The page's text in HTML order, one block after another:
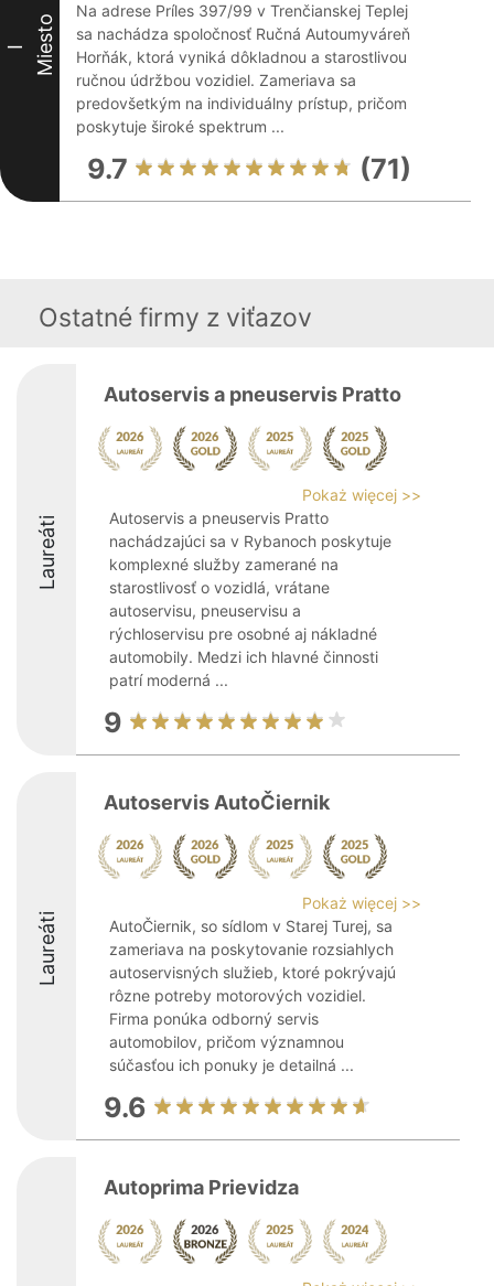
I Miesto
Na adrese Príles 397/99 v Trenčianskej Teplej
sa nachádza spoločnosť Ručná Autoumyváreň
Horňák, ktorá vyniká dôkladnou a starostlivou
ručnou údržbou vozidiel. Zameriava sa
predovšetkým na individuálny prístup, pričom
poskytuje široké spektrum ...
9.7 (71)
Ostatné firmy z viťazov
Laureáti
Autoservis a pneuservis Pratto
Pokaż więcej >>
Autoservis a pneuservis Pratto
nachádzajúci sa v Rybanoch poskytuje
komplexné služby zamerané na
starostlivosť o vozidlá, vrátane
autoservisu, pneuservisu a
rýchloservisu pre osobné aj nákladné
automobily. Medzi ich hlavné činnosti
patrí moderná ...
9
Laureáti
Autoservis AutoČiernik
Pokaż więcej >>
AutoČiernik, so sídlom v Starej Turej, sa
zameriava na poskytovanie rozsiahlych
autoservisných služieb, ktoré pokrývajú
rôzne potreby motorových vozidiel.
Firma ponúka odborný servis
automobilov, pričom významnou
súčasťou ich ponuky je detailná ...
9.6
Autoprima Prievidza